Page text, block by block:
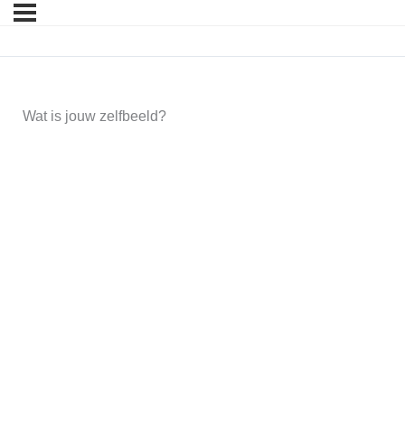
Wat is jouw zelfbeeld?